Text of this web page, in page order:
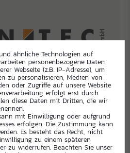
ähnliche Technologien auf
personenbezogene Daten
Webseite (z.B. IP-Adresse), um
zu personalisieren, Medien von
oder Zugriffe auf unsere Website
erfolgt erst durch
diese Daten mit Dritten, die wir
mit Einwilligung oder aufgrund
erfolgen. Die Zustimmung kann
Es besteht das Recht, nicht
zu einem späteren
zu widerrufen. Beachten Sie unser